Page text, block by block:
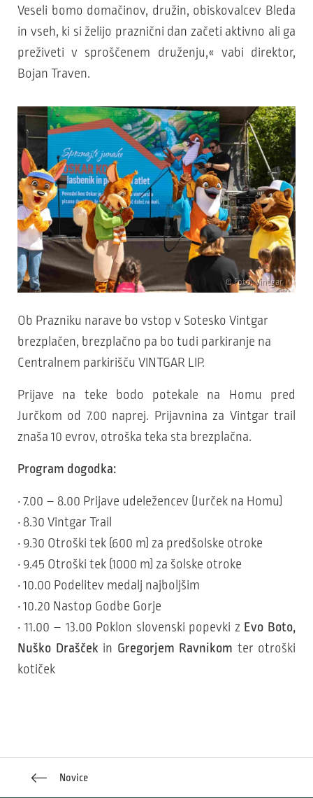
Veseli bomo domačinov, družin, obiskovalcev Bleda
in vseh, ki si želijo praznični dan začeti aktivno ali ga
preživeti v sproščenem druženju,« vabi direktor,
Bojan Traven.
© Foto: Vintgar
Ob Prazniku narave bo vstop v Sotesko Vintgar
brezplačen, brezplačno pa bo tudi parkiranje na
Centralnem parkirišču VINTGAR LIP.
Prijave na teke bodo potekale na Homu pred
Jurčkom od 7.00 naprej. Prijavnina za Vintgar trail
znaša 10 evrov, otroška teka sta brezplačna.
Program dogodka:
• 7.00 – 8.00 Prijave udeležencev (Jurček na Homu)
• 8.30 Vintgar Trail
• 9.30 Otroški tek (600 m) za predšolske otroke
• 9.45 Otroški tek (1000 m) za šolske otroke
• 10.00 Podelitev medalj najboljšim
• 10.20 Nastop Godbe Gorje
• 11.00 – 13.00 Poklon slovenski popevki z Evo Boto,
Nuško Drašček in Gregorjem Ravnikom ter otroški
kotiček
Novice